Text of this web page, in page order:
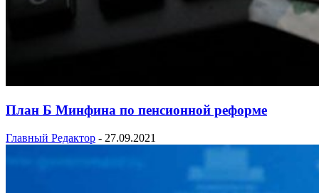
План Б Минфина по пенсионной реформе
Главный Редактор - 27.09.2021